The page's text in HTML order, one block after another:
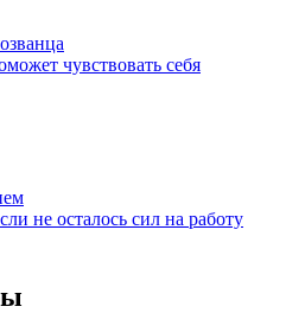
чувствовать себя
не осталось сил на работу